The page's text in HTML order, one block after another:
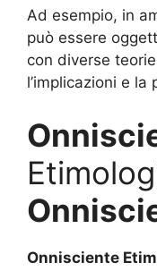
Ad esempio, in
può essere
con diverse
l’implicazioni e
Onnisciente